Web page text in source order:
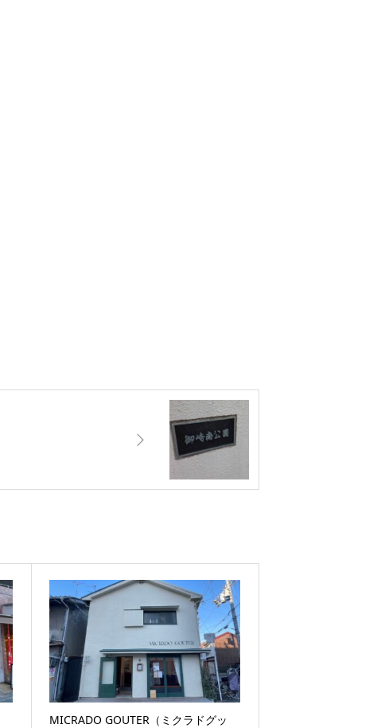
MICRADO GOUTER（ミクラドグッ